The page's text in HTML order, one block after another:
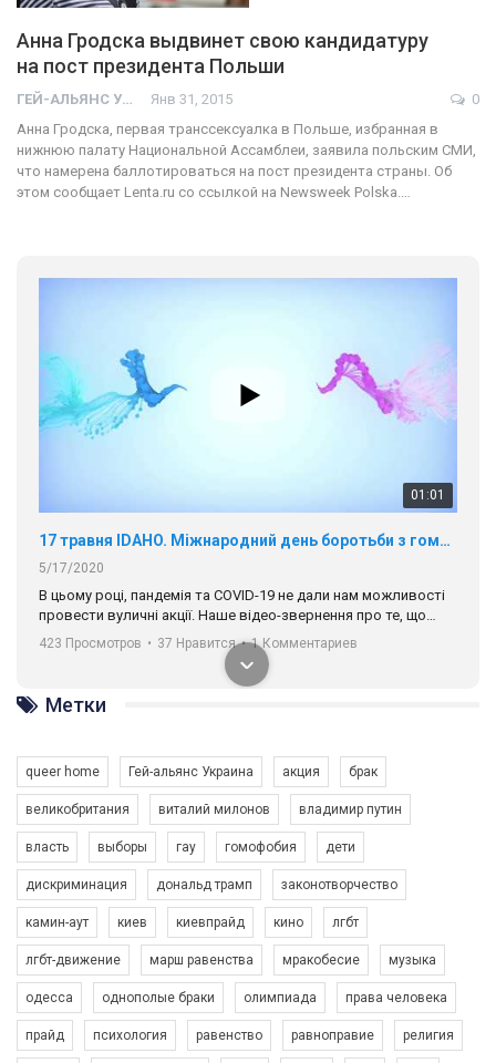
Анна Гродска выдвинет свою кандидатуру
на пост президента Польши
ГЕЙ-АЛЬЯНС УКРАИНА Янв 31, 2015
0
Анна Гродска, первая транссексуалка в Польше, избранная в
нижнюю палату Национальной Ассамблеи, заявила польским СМИ,
что намерена баллотироваться на пост президента страны. Об
этом сообщает Lenta.ru со ссылкой на Newsweek Polska.…
01:01
17 травня IDAHO. Міжнародний день боротьби з гомофобією трансфобією і біфобія.
5/17/2020
В цьому році, пандемія та COVІD-19 не дали нам можливості
провести вуличні акції. Наше відео-звернення про те, що
навіть коли ми у різних містах та не можемо зустрінеться, ми
разом. Ми закликаємо всіх хто поділяє цінності рівності та
солідарності, приєднатися до нас. Регіональні підрозділи
ГАУ є в 16 областях України.
Разом наш голос лунає гучніше!
423 Просмотров • 37 Нравится • 1 Комментариев
Зупинимо насильство проти ЛГБТ в Україні! Stop violence against LGBT in Ukraine!
6/30/2017
Емоційний та вражаючий промо-ролік на конкурс PACT, який
представляє програму "Гей-альянс Україна" з протидії
Метки
queer home Гей-альянс Украина акция брак
великобритания виталий милонов владимир путин
власть выборы гау гомофобия дети
дискриминация дональд трамп законотворчество
камин-аут киев киевпрайд кино лгбт
лгбт-движение марш равенства мракобесие музыка
одесса однополые браки олимпиада права человека
прайд психология равенство равноправие религия